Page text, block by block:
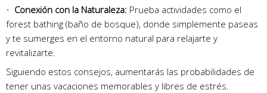
Conexión con la Naturaleza: Prueba actividades como el
forest bathing (baño de bosque), donde simplemente paseas
y te sumerges en el entorno natural para relajarte y
revitalizarte.
Siguiendo estos consejos, aumentarás las probabilidades de
tener unas vacaciones memorables y libres de estrés.